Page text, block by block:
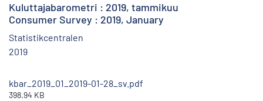
Kuluttajabarometri : 2019, tammikuu
Consumer Survey : 2019, January
Statistikcentralen
2019
kbar_2019_01_2019-01-28_sv.pdf
398.94 KB